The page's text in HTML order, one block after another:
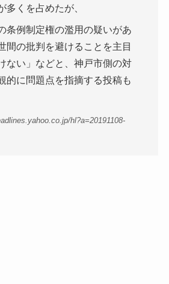
多くを占めたが、
条例制定権の濫用の疑いがあ
間の批判を避けることを主目
ない」などと、神戸市側の対
的に問題点を指摘する投稿も
hl?a=20191108-